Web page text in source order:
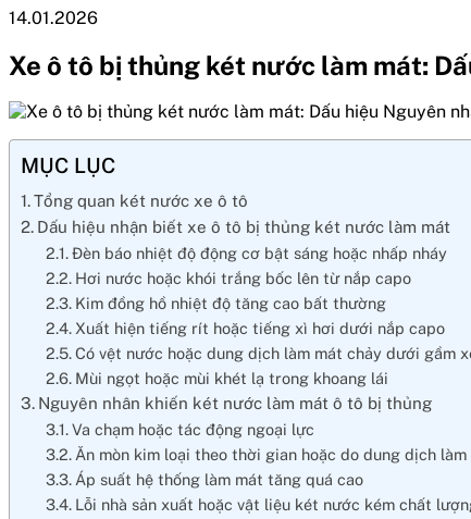
14.01.2026
Xe ô tô bị thủng két nước làm mát:
MỤC LỤC
Tổng quan két nước xe ô tô
Dấu hiệu nhận biết xe ô tô bị thủng két nước làm mát
Đèn báo nhiệt độ động cơ bật sáng hoặc nhấp nháy
Hơi nước hoặc khói trắng bốc lên từ nắp capo
Kim đồng hồ nhiệt độ tăng cao bất thường
Xuất hiện tiếng rít hoặc tiếng xì hơi dưới nắp capo
Có vệt nước hoặc dung dịch làm mát chảy dưới gầm
Mùi ngọt hoặc mùi khét lạ trong khoang lái
Nguyên nhân khiến két nước làm mát ô tô bị thủng
Va chạm hoặc tác động ngoại lực
Ăn mòn kim loại theo thời gian hoặc do dung dịch
Áp suất hệ thống làm mát tăng quá cao
Lỗi nhà sản xuất hoặc vật liệu két nước kém chất